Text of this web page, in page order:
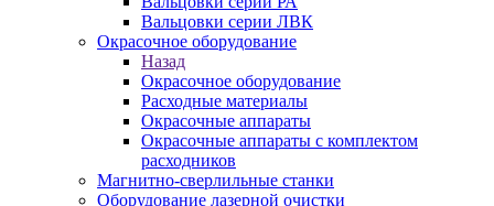
Вальцовки серии ЛВК
Окрасочное оборудование
Назад
Окрасочное оборудование
Расходные материалы
Окрасочные аппараты
Окрасочные аппараты с комплектом
расходников
Магнитно-сверлильные станки
Оборудование лазерной очистки